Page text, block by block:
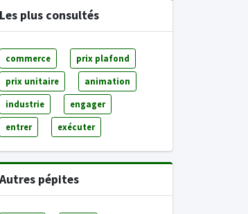
Les plus consultés
commerce prix plafond
prix unitaire animation
industrie engager
entrer exécuter
Autres pépites